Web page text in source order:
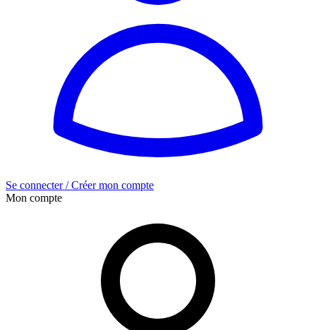
Se connecter / Créer mon compte
Mon compte